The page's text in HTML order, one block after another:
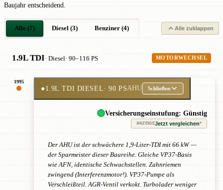
Baujahr entscheidend.
Alle (7) Diesel (3) Benziner (4) Alle zuklappen
1.9L TDI· Diesel· 90–116 PS MOTORWECHSEL
1995
●1.9L TDI DIESEL· 90 PSAHU Schließen
Versicherungseinstufung: Günstig
ANZEIGEJetzt vergleichen*
Der AHU ist der schwächere 1,9-Liter-TDI mit 66 kW —
der Sparmeister dieser Baureihe. Gleiche VP37-Basis
wie AFN, identische Schwachstellen. Zahnriemen
zwingend (Interferenzmotor!). VP37-Pumpe als
Verschleißteil. AGR-Ventil verkokt. Turbolader weniger